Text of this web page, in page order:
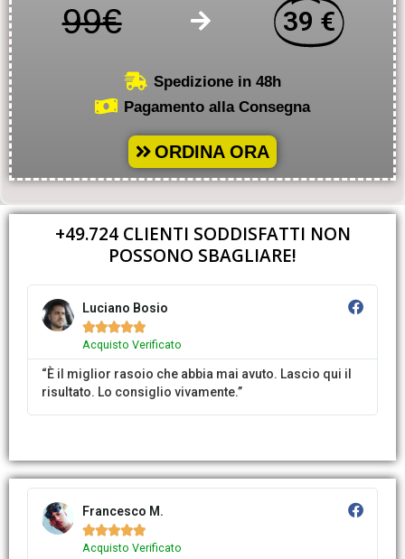
99€ 39 €
Spedizione in 48h
Pagamento alla Consegna
ORDINA ORA
+49.724 CLIENTI SODDISFATTI NON
POSSONO SBAGLIARE!​
Luciano Bosio

Acquisto Verificato
“È il miglior rasoio che abbia mai avuto. Lascio qui il
risultato. Lo consiglio vivamente.”
Francesco M.

Acquisto Verificato